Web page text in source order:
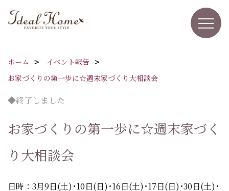
ホーム
イベント報告
お家づくりの第一歩に☆週末家づくり大相談会
◆終了しました
お家づくりの第一歩に☆週末家づく
り大相談会
日時：3月9日(土)･10日(日)･16日(土)･17日(日)･30日(土)･